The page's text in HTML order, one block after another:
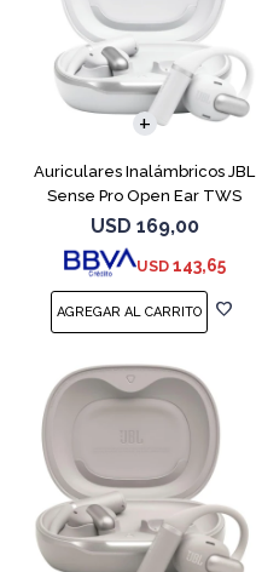
Auriculares Inalámbricos JBL
Sense Pro Open Ear TWS
Blanco
USD 169,00
USD 143,65